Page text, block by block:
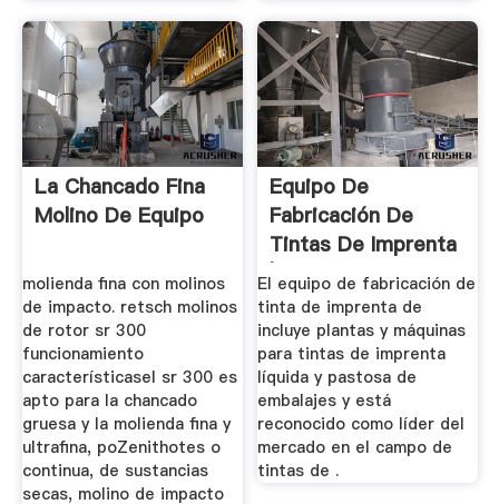
La Chancado Fina
Molino De Equipo
molienda fina con molinos
de impacto. retsch molinos
de rotor sr 300
funcionamiento
característicasel sr 300 es
apto para la chancado
gruesa y la molienda fina y
ultrafina, poZenithotes o
continua, de sustancias
secas, molino de impacto
Equipo De
Fabricación De
Tintas De Imprenta
| Molienda Y ...
El equipo de fabricación de
tinta de imprenta de
incluye plantas y máquinas
para tintas de imprenta
líquida y pastosa de
embalajes y está
reconocido como líder del
mercado en el campo de
tintas de .